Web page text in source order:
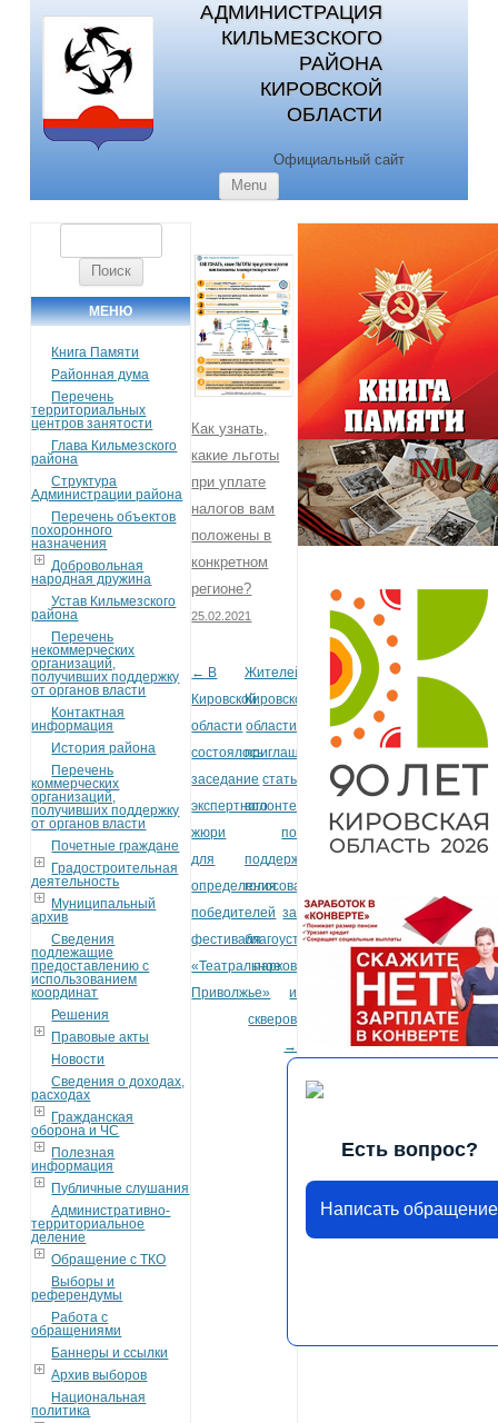
АДМИНИСТРАЦИЯ
КИЛЬМЕЗСКОГО
РАЙОНА
КИРОВСКОЙ
ОБЛАСТИ
Официальный сайт
Menu
МЕНЮ
Книга Памяти
Районная дума
Перечень
территориальных
центров занятости
Глава Кильмезского
района
Структура
Администрации района
Перечень объектов
похоронного
назначения
Добровольная
народная дружина
Устав Кильмезского
района
Перечень
некоммерческих
организаций,
получивших поддержку
от органов власти
Контактная
информация
История района
Перечень
коммерческих
организаций,
получивших поддержку
от органов власти
Почетные граждане
Градостроительная
деятельность
Муниципальный
архив
Сведения
подлежащие
предоставлению с
использованием
координат
Решения
Правовые акты
Новости
Сведения о доходах,
расходах
Гражданская
оборона и ЧС
Полезная
информация
Публичные слушания
Административно-
территориальное
деление
Обращение с ТКО
Выборы и
референдумы
Работа с
обращениями
Баннеры и ссылки
Архив выборов
Национальная
политика
Как узнать,
какие льготы
при уплате
налогов вам
положены в
конкретном
регионе?
25.02.2021
Post navigation
← В
Кировской
области
состоялось
заседание
экспертного
жюри
для
определения
победителей
фестиваля
«Театральное
Приволжье»
Жителей
Кировской
области
приглашают
стать
волонтерами
по
поддержке
голосования
за
благоустройство
парков
и
скверов
→
Есть вопрос?
Написать обращение